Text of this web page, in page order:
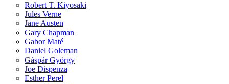
Robert T. Kiyosaki
Jules Verne
Jane Austen
Gary Chapman
Gabor Maté
Daniel Goleman
Gáspár György
Joe Dispenza
Esther Perel